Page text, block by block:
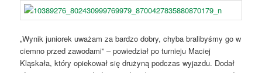
„Wynik juniorek uważam za bardzo dobry, chyba bralibyśmy go w
ciemno przed zawodami” – powiedział po turnieju Maciej
Kląskała, który opiekował się drużyną podczas wyjazdu. Dodał